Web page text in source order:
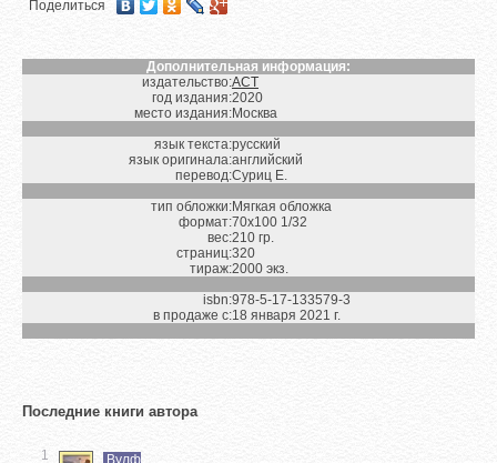
Поделиться
Дополнительная информация:
издательство:АСТ
год издания:2020
место издания:Москва
язык текста:русский
язык оригинала:английский
перевод:Суриц Е.
тип обложки:Мягкая обложка
формат:70х100 1/32
вес:210 гр.
страниц:320
тираж:2000 экз.
isbn:978-5-17-133579-3
в продаже с:18 января 2021 г.
Последние книги автора
1 Вулф